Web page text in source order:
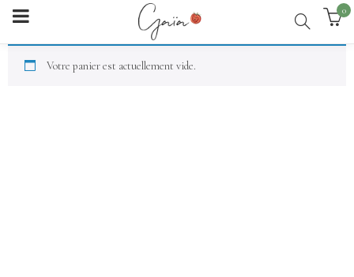
0
Votre panier est actuellement vide.